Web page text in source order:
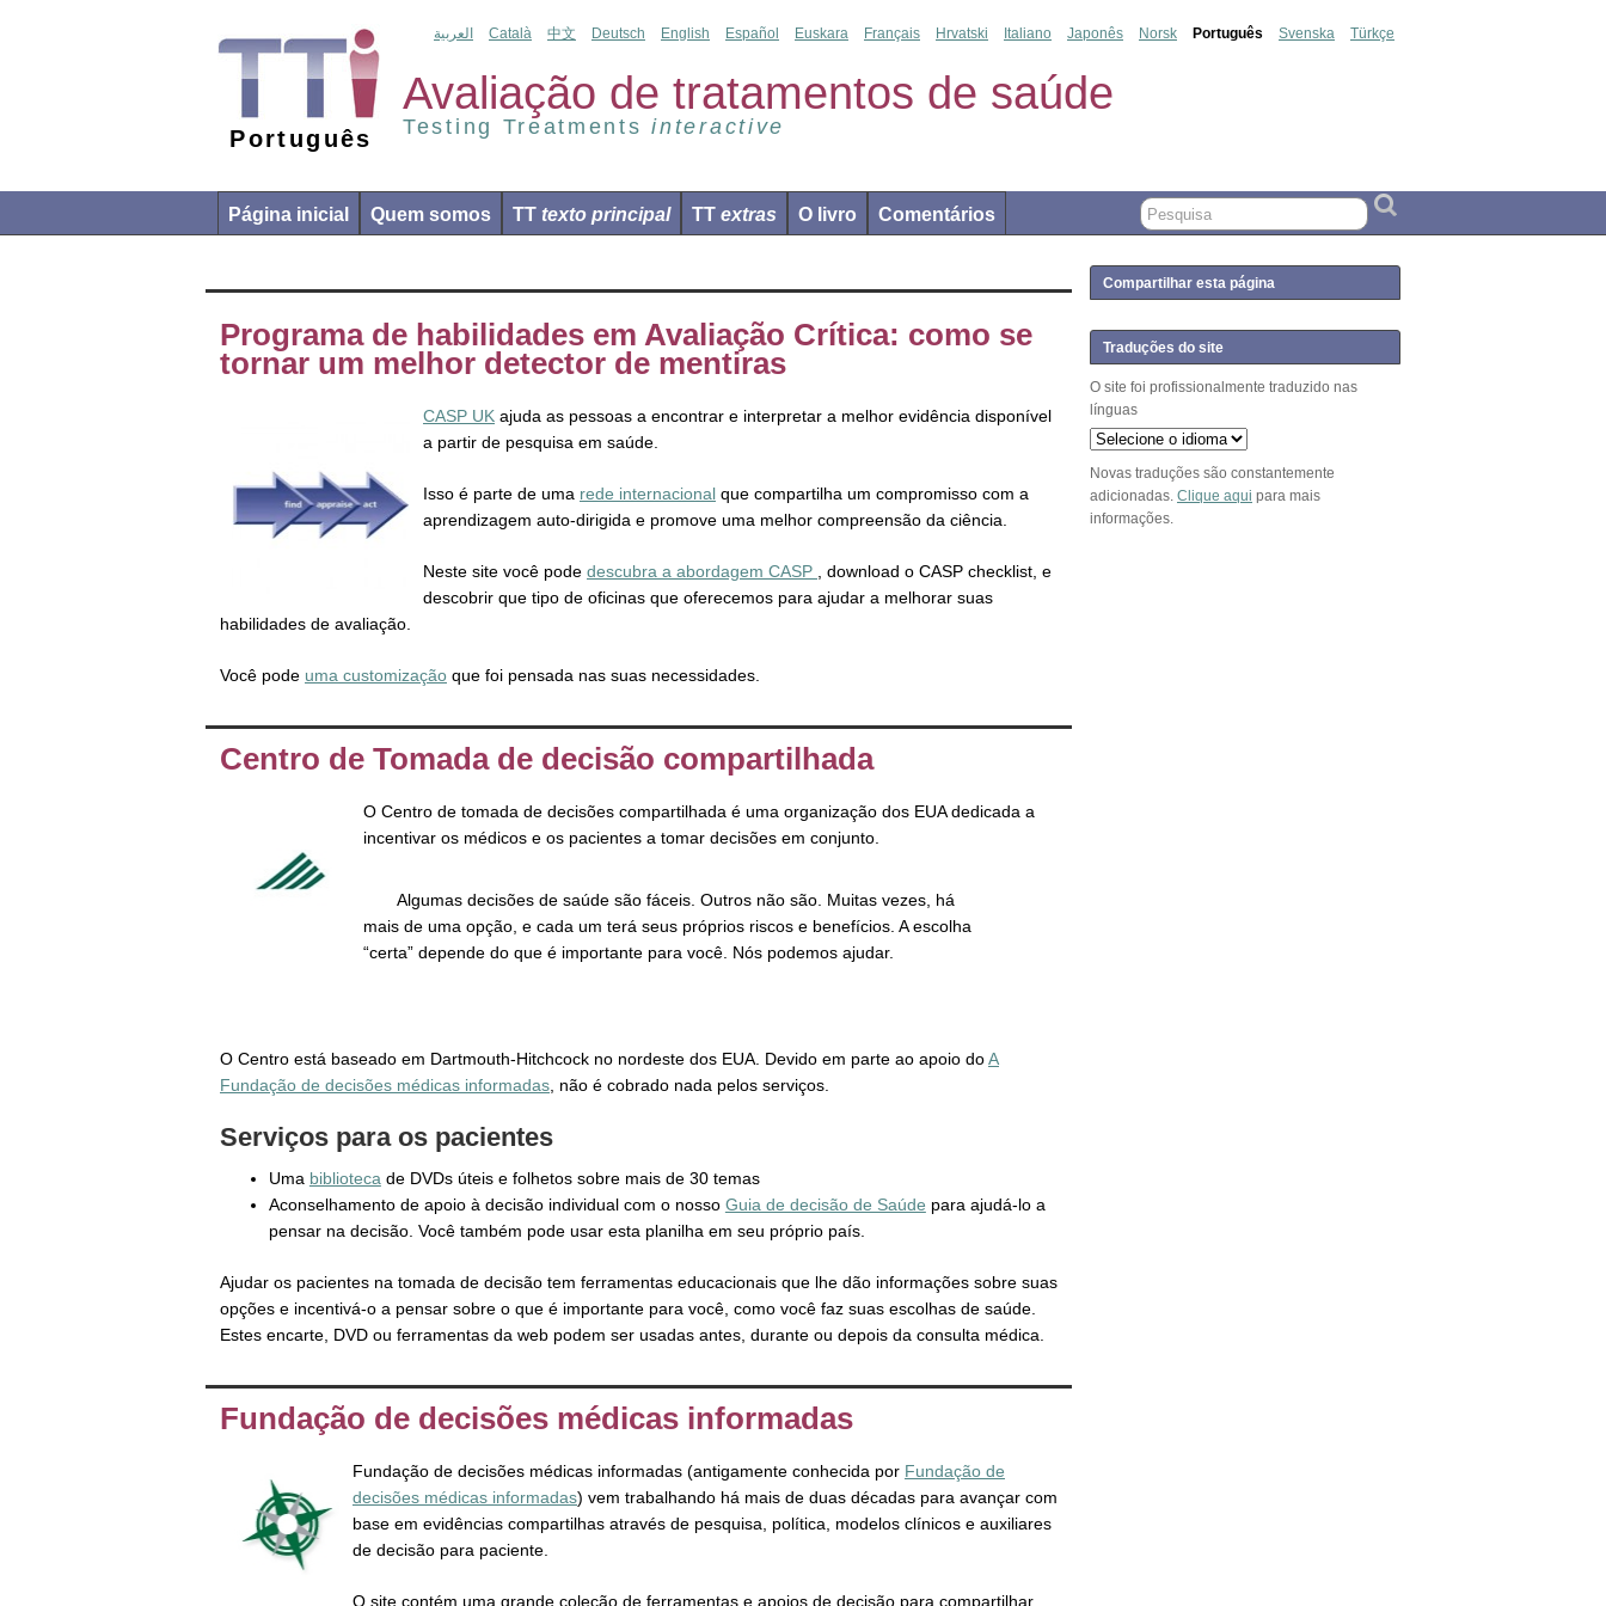
Português
Avaliação de tratamentos de saúde
Testing Treatmentsinteractive
العربية Català 中文 Deutsch English Español Euskara Français Hrvatski Italiano Japonês Norsk Português Svenska Türkçe
Página inicial Quem somos TT texto principal TT extras O livro Comentários
Programa de habilidades em Avaliação Crítica: como se
tornar um melhor detector de mentiras
CASP UK ajuda as pessoas a encontrar e interpretar a melhor evidência disponível
a partir de pesquisa em saúde.
Isso é parte de uma rede internacional que compartilha um compromisso com a
aprendizagem auto-dirigida e promove uma melhor compreensão da ciência.
Neste site você pode descubra a abordagem CASP
, download o CASP checklist, e
descobrir que tipo de oficinas que oferecemos para ajudar a melhorar suas
habilidades de avaliação.
Você pode uma customização que foi pensada nas suas necessidades.
Centro de Tomada de decisão compartilhada
O Centro de tomada de decisões compartilhada é uma organização dos EUA dedicada a
incentivar os médicos e os pacientes a tomar decisões em conjunto.
Algumas decisões de saúde são fáceis. Outros não são. Muitas vezes, há
mais de uma opção, e cada um terá seus próprios riscos e benefícios. A escolha
“certa” depende do que é importante para você. Nós podemos ajudar.
O Centro está baseado em Dartmouth-Hitchcock no nordeste dos EUA. Devido em parte ao apoio doA
Fundação de decisões médicas informadas , não é cobrado nada pelos serviços.
Serviços para os pacientes
Uma biblioteca de DVDs úteis e folhetos sobre mais de 30 temas
Aconselhamento de apoio à decisão individual com o nosso Guia de decisão de Saúde para ajudá-lo a
pensar na decisão. Você também pode usar esta planilha em seu próprio país.
Ajudar os pacientes na tomada de decisão tem ferramentas educacionais que lhe dão informações sobre suas
opções e incentivá-o a pensar sobre o que é importante para você, como você faz suas escolhas de saúde.
Estes encarte, DVD ou ferramentas da web podem ser usadas antes, durante ou depois da consulta médica.
Fundação de decisões médicas informadas
Fundação de decisões médicas informadas (antigamente conhecida por Fundação de
decisões médicas informadas) vem trabalhando há mais de duas décadas para avançar com
base em evidências compartilhas através de pesquisa, política, modelos clínicos e auxiliares
de decisão para paciente.
O site contém uma grande coleção de ferramentas e apoios de decisão para compartilhar,
Compartilhar esta página
Traduções do site
O site foi profissionalmente traduzido nas
línguas
Novas traduções são constantemente
adicionadas. Clique aqui para mais
informações.